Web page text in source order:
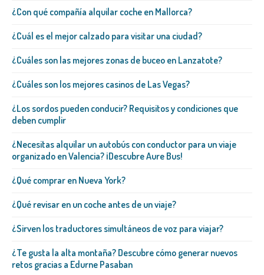
¿Con qué compañía alquilar coche en Mallorca?
¿Cuál es el mejor calzado para visitar una ciudad?
¿Cuáles son las mejores zonas de buceo en Lanzatote?
¿Cuáles son los mejores casinos de Las Vegas?
¿Los sordos pueden conducir? Requisitos y condiciones que
deben cumplir
¿Necesitas alquilar un autobús con conductor para un viaje
organizado en Valencia? ¡Descubre Aure Bus!
¿Qué comprar en Nueva York?
¿Qué revisar en un coche antes de un viaje?
¿Sirven los traductores simultáneos de voz para viajar?
¿Te gusta la alta montaña? Descubre cómo generar nuevos
retos gracias a Edurne Pasaban